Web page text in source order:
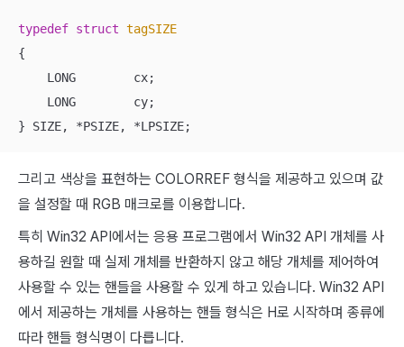
typedef struct tagSIZE
{
    LONG        cx;
    LONG        cy;
} SIZE, *PSIZE, *LPSIZE;
그리고 색상을 표현하는 COLORREF 형식을 제공하고 있으며 값
을 설정할 때 RGB 매크로를 이용합니다.
특히 Win32 API에서는 응용 프로그램에서 Win32 API 개체를 사
용하길 원할 때 실제 개체를 반환하지 않고 해당 개체를 제어하여
사용할 수 있는 핸들을 사용할 수 있게 하고 있습니다. Win32 API
에서 제공하는 개체를 사용하는 핸들 형식은 H로 시작하며 종류에
따라 핸들 형식명이 다릅니다.